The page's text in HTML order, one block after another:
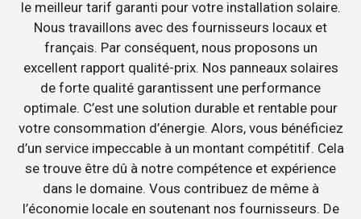
le meilleur tarif garanti pour votre installation solaire.
Nous travaillons avec des fournisseurs locaux et
français. Par conséquent, nous proposons un
excellent rapport qualité-prix. Nos panneaux solaires
de forte qualité garantissent une performance
optimale. C’est une solution durable et rentable pour
votre consommation d’énergie. Alors, vous bénéficiez
d’un service impeccable à un montant compétitif. Cela
se trouve être dû à notre compétence et expérience
dans le domaine. Vous contribuez de même à
l’économie locale en soutenant nos fournisseurs. De